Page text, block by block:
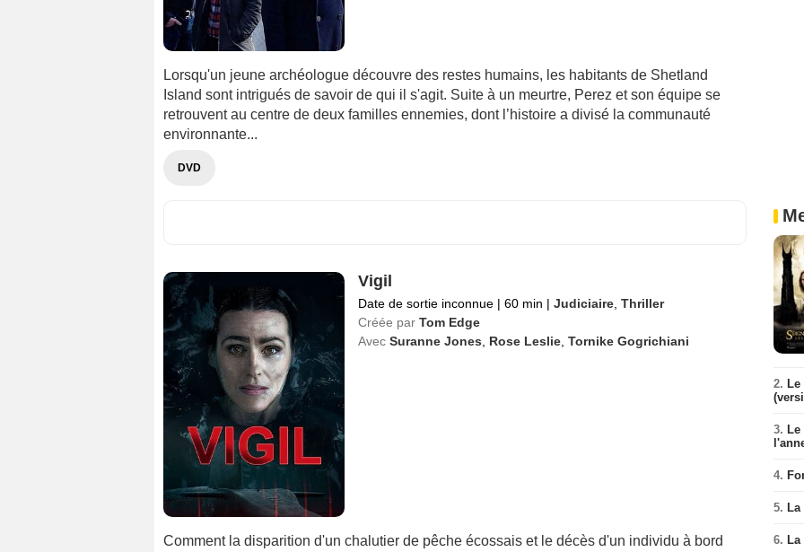
Lorsqu'un jeune archéologue découvre des restes humains, les habitants de Shetland
Island sont intrigués de savoir de qui il s'agit. Suite à un meurtre, Perez et son équipe se
retrouvent au centre de deux familles ennemies, dont l’histoire a divisé la communauté
environnante...
DVD
Vigil
Date de sortie inconnue | 60 min | Judiciaire, Thriller
Créée par Tom Edge
Avec Suranne Jones Rose Leslie, Tornike Gogrichiani
Comment la disparition d'un chalutier de pêche écossais et le décès d'un individu à bord
2.
3.
4.
5.
6.